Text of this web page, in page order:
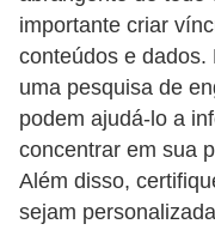
importante criar
conteúdos e dados.
uma pesquisa de
podem ajudá-lo a
concentrar em sua
Além disso,
sejam